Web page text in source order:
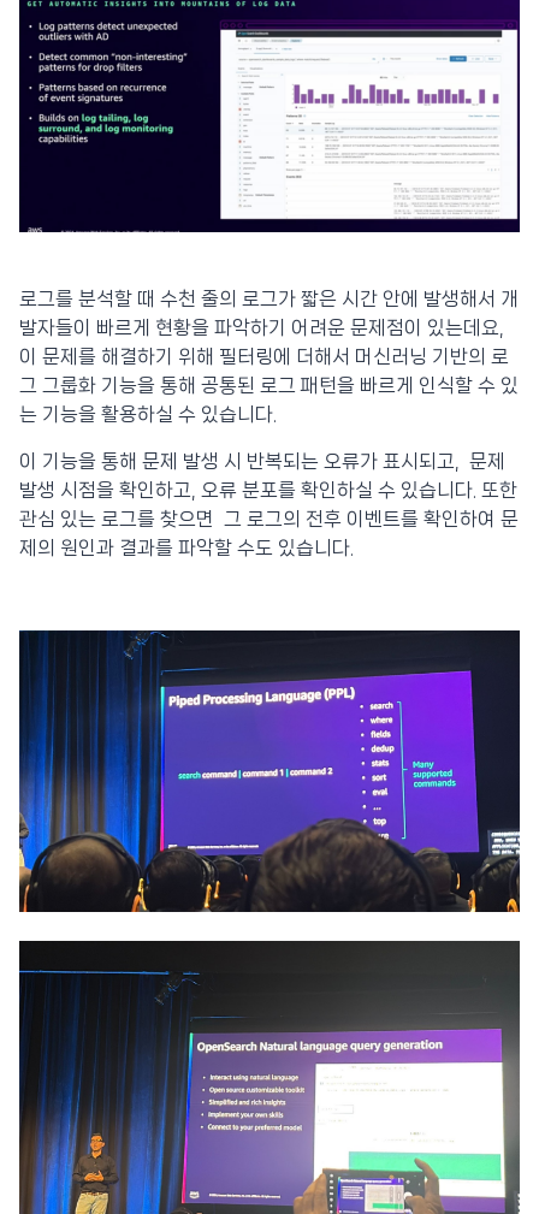
로그를 분석할 때 수천 줄의 로그가 짧은 시간 안에 발생해서 개
발자들이 빠르게 현황을 파악하기 어려운 문제점이 있는데요,
이 문제를 해결하기 위해 필터링에 더해서 머신러닝 기반의 로
그 그룹화 기능을 통해 공통된 로그 패턴을 빠르게 인식할 수 있
는 기능을 활용하실 수 있습니다.
이 기능을 통해 문제 발생 시 반복되는 오류가 표시되고, 문제
발생 시점을 확인하고, 오류 분포를 확인하실 수 있습니다. 또한
관심 있는 로그를 찾으면 그 로그의 전후 이벤트를 확인하여 문
제의 원인과 결과를 파악할 수도 있습니다.